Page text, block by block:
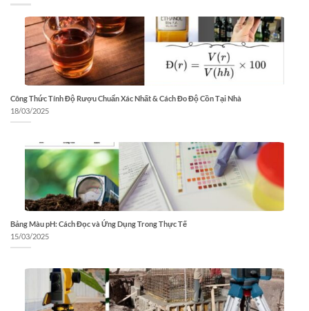
Công Thức Tính Độ Rượu Chuẩn Xác Nhất & Cách Đo Độ Cồn Tại Nhà
18/03/2025
Bảng Màu pH: Cách Đọc và Ứng Dụng Trong Thực Tế
15/03/2025